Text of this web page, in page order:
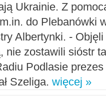
Ukrainie. Z
do Plebanówki
Albertynki. -
nie zostawili sióstr
Podlasie
Szeliga. więcej »